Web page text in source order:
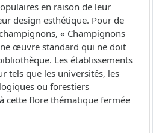
en raison de leur
design esthétique. Pour de
« Champignons
œuvre standard qui ne doit
Les établissements
tels que les universités, les
ou forestiers
cette flore thématique fermée